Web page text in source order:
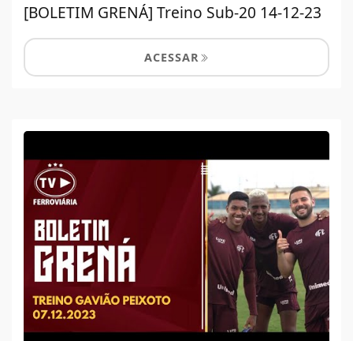
[BOLETIM GRENÁ] Treino Sub-20 14-12-23
ACESSAR